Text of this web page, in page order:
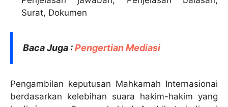
Surat, Dokumen
Baca Juga :Pengertian Mediasi
Pengambilan keputusan Mahkamah Internasionai
berdasarkan kelebihan suara hakim-hakim yang